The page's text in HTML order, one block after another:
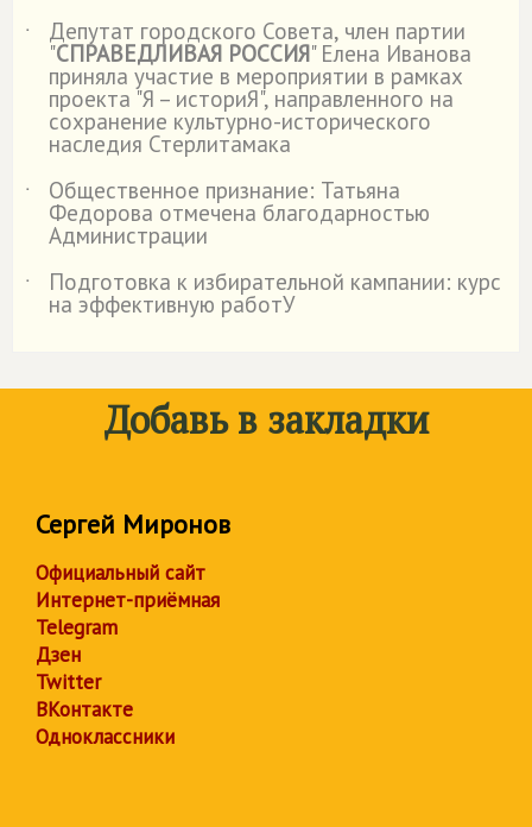
˙
Депутат городского Совета, член партии
"СПРАВЕДЛИВАЯ РОССИЯ" Елена Иванова
приняла участие в мероприятии в рамках
проекта "Я – историЯ", направленного на
сохранение культурно-исторического
наследия Стерлитамака
˙
Общественное признание: Татьяна
Федорова отмечена благодарностью
Администрации
˙
Подготовка к избирательной кампании: курс
на эффективную работУ
Добавь в закладки
Сергей Миронов
Официальный сайт
Интернет-приёмная
Telegram
Дзен
Twitter
ВКонтакте
Одноклассники